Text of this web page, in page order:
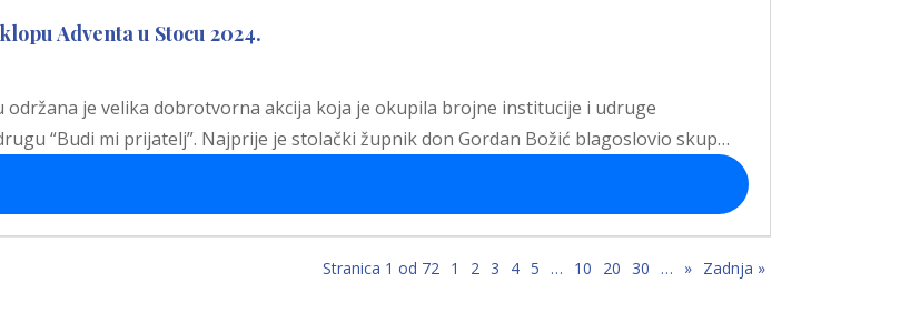
Adventa u Stocu 2024.
održana je velika dobrotvorna akcija koja je okupila brojne institucije i udruge
“Budi mi prijatelj”. Najprije je stolački župnik don Gordan Božić blagoslovio skup…
Stranica 1 od 72 1 2 3 4 5 … 10 20 30 … » Zadnja »